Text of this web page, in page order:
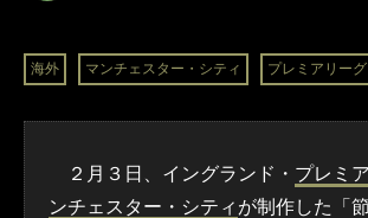
海外 マンチェスター・シティ プレミアリーグ
２月３日、イングランド・ プレミ
ンチェスター・シティ が制作した「